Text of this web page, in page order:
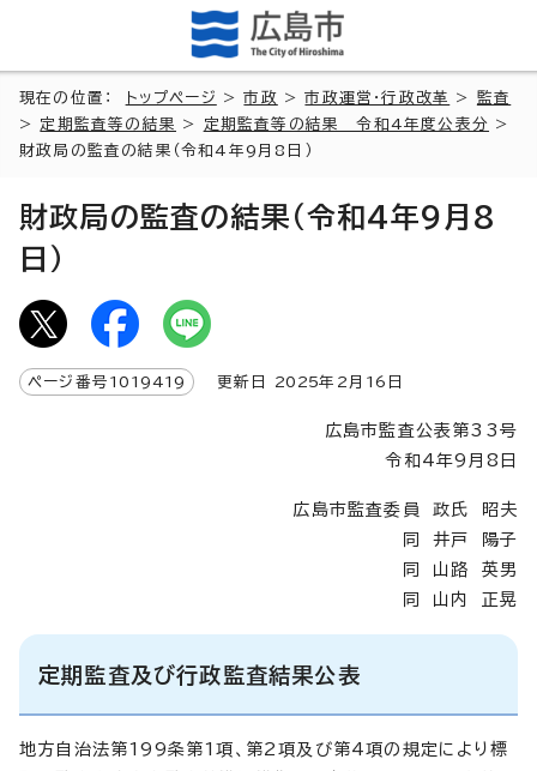
現在の位置： トップページ >市政 >市政運営・行政改革 > 監査
> 定期監査等の結果 > 定期監査等の結果 令和4年度公表分 >
財政局の監査の結果（令和4年9月8日）
財政局の監査の結果（令和4年9月8
日）
ページ番号 1019419 更新日 2025年2月 16 日
広島市監査公表第33号
令和4年9月8日
広島市監査委員 政氏 昭夫
同 井戸 陽子
同 山路 英男
同 山内 正晃
定期監査及び行政監査結果公表
地方自治法第199条第1項、第2項及び第4項の規定により標